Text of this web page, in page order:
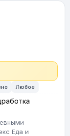
Любое
Еда и